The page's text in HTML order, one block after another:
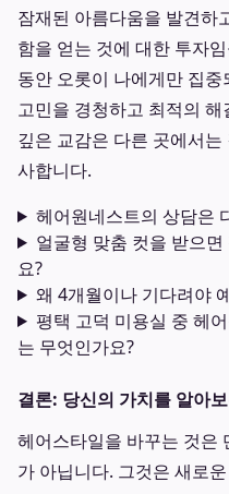
잠재된 아름다움을 발견하
함을 얻는 것에 대한 투자
동안 오롯이 나에게만 집
고민을 경청하고 최적의
깊은 교감은 다른 곳에서
사합니다.
헤어원네스트의 상담은
얼굴형 맞춤 컷을 받으
요?
왜 4개월이나 기다려야
평택 고덕 미용실 중 헤
는 무엇인가요?
결론: 당신의 가치를 알아
헤어스타일을 바꾸는 것은
가 아닙니다. 그것은 새로